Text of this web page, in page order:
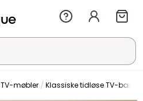
TV-møbler Klassiske tidløse TV-